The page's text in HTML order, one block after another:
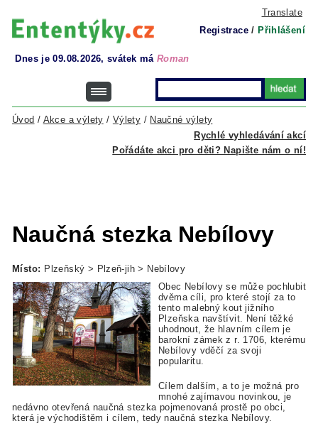
Translate
Registrace / Přihlášení
Dnes je 09.08.2026, svátek má Roman
Rychlé vyhledávání akcí
Úvod / Akce a výlety / Výlety / Naučné výlety
Pořádáte akci pro děti? Napište nám o ní!
Naučná stezka Nebílovy
Místo: Plzeňský > Plzeň-jih > Nebílovy
Obec Nebílovy se může pochlubit
dvěma cíli, pro které stojí za to
tento malebný kout jižního
Plzeňska navštívit. Není těžké
uhodnout, že hlavním cílem je
barokní zámek z r. 1706, kterému
Nebílovy vděčí za svoji
popularitu.
Cílem dalším, a to je možná pro
mnohé zajímavou novinkou, je
nedávno otevřená naučná stezka pojmenovaná prostě po obci,
která je východištěm i cílem, tedy naučná stezka Nebílovy.